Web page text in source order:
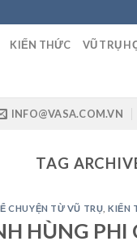
KIẾN THỨC VŨ TRỤ
INFO@VASA.COM.VN
TAG
CHUYỆN TỪ VŨ TRỤ ,KIẾN
HÙNG PHI